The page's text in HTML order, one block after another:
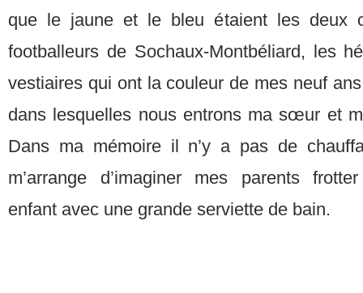
que le jaune et le bleu étaient les deux
footballeurs de Sochaux-Montbéliard, les
vestiaires qui ont la couleur de mes neuf
dans lesquelles nous entrons ma sœur et
Dans ma mémoire il n’y a pas de
m’arrange d’imaginer mes parents
enfant avec une grande serviette de bain.